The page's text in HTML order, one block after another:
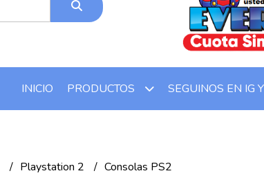
INICIO PRODUCTOS SEGUINOS EN IG
Playstation 2 Consolas PS2